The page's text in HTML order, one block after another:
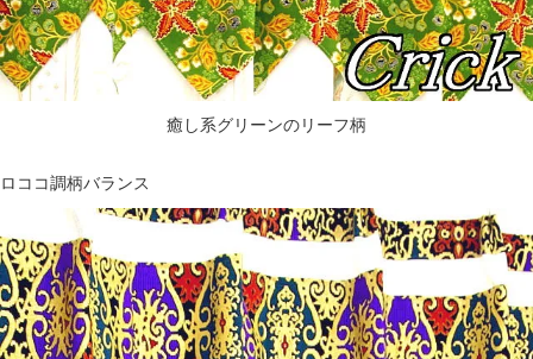
癒し系グリーンのリーフ柄
ロココ調柄バランス